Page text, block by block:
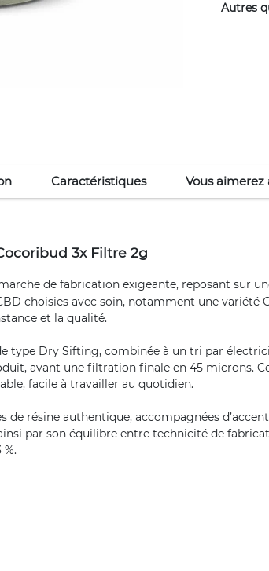
Autres
Caractéristiques Vous aimerez
3x Filtre 2g
de fabrication exigeante, reposant sur
choisies avec soin, notamment une variété
et la qualité.
type Dry Sifting, combinée à un tri par
avant une filtration finale en 45 microns.
facile à travailler au quotidien.
résine authentique, accompagnées
par son équilibre entre technicité de